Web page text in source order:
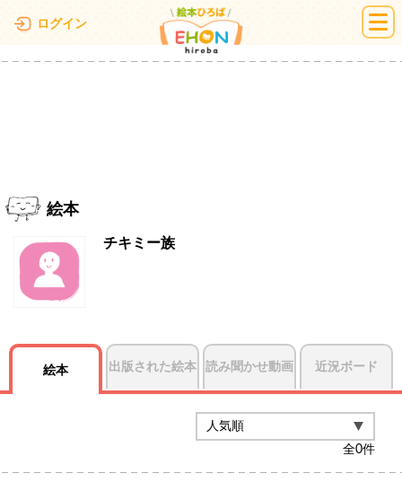
ログイン 絵本ひろば
絵本
チキミー族
絵本 出版された絵本 読み聞かせ動画 近況ボード
全0件